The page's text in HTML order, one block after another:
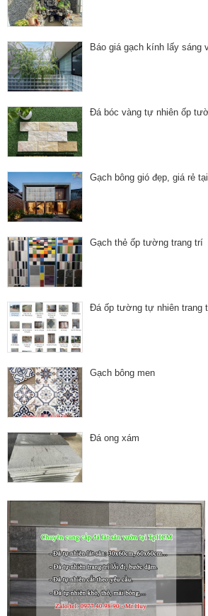
Báo giá gạch kính lấy sáng
Đá bóc vàng tự nhiên ốp
Gạch bông gió đẹp, giá rẻ
Gạch thẻ ốp tường trang trí
Đá ốp tường tự nhiên trang
Gạch bông men
Đá ong xám